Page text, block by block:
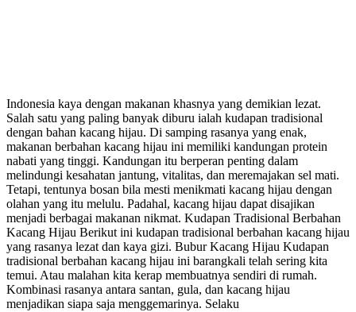
Indonesia kaya dengan makanan khasnya yang demikian lezat.
Salah satu yang paling banyak diburu ialah kudapan tradisional
dengan bahan kacang hijau. Di samping rasanya yang enak,
makanan berbahan kacang hijau ini memiliki kandungan protein
nabati yang tinggi. Kandungan itu berperan penting dalam
melindungi kesahatan jantung, vitalitas, dan meremajakan sel mati.
Tetapi, tentunya bosan bila mesti menikmati kacang hijau dengan
olahan yang itu melulu. Padahal, kacang hijau dapat disajikan
menjadi berbagai makanan nikmat. Kudapan Tradisional Berbahan
Kacang Hijau Berikut ini kudapan tradisional berbahan kacang hijau
yang rasanya lezat dan kaya gizi. Bubur Kacang Hijau Kudapan
tradisional berbahan kacang hijau ini barangkali telah sering kita
temui. Atau malahan kita kerap membuatnya sendiri di rumah.
Kombinasi rasanya antara santan, gula, dan kacang hijau
menjadikan siapa saja menggemarinya. Selaku